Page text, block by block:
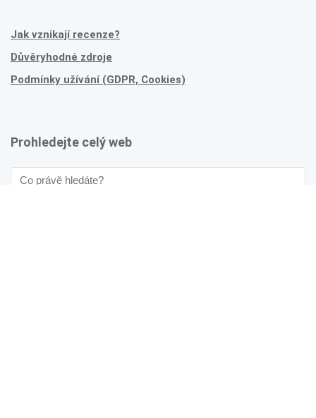
Jak vznikají recenze?
Důvěryhodné zdroje
Podmínky užívání (GDPR, Cookies)
Prohledejte celý web